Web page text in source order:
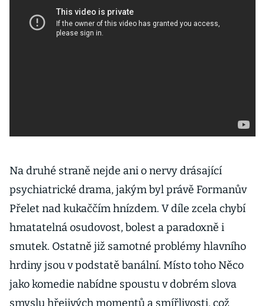
Na druhé straně nejde ani o nervy drásající
psychiatrické drama, jakým byl právě Formanův
Přelet nad kukaččím hnízdem. V díle zcela chybí
hmatatelná osudovost, bolest a paradoxně i
smutek. Ostatně již samotné problémy hlavního
hrdiny jsou v podstatě banální. Místo toho Něco
jako komedie nabídne spoustu v dobrém slova
smyslu hřejivých momentů a smířlivosti, což